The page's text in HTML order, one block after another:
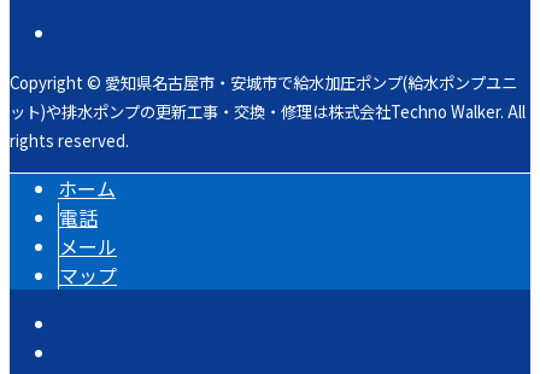
Copyright © 愛知県名古屋市・安城市で給水加圧ポンプ(給水ポンプユニ
ット)や排水ポンプの更新工事・交換・修理は株式会社Techno Walker. All
rights reserved.
ホーム
電話
メール
マップ